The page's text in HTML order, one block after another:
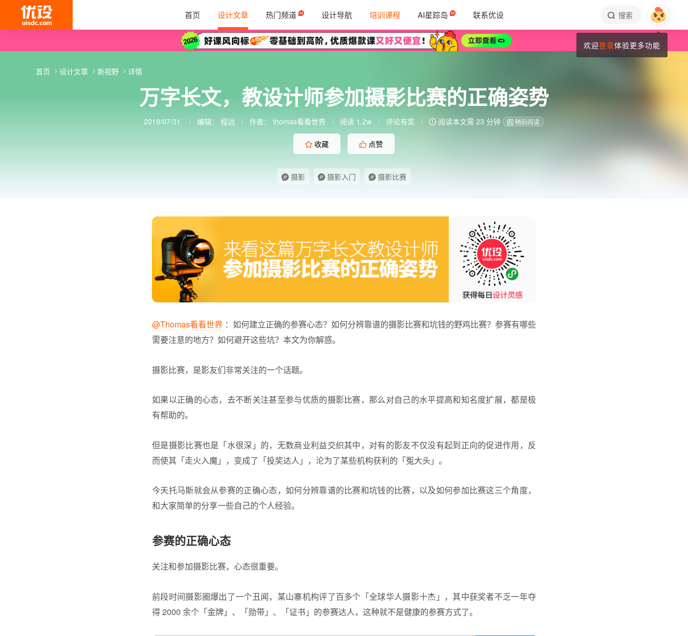
首页 设计文章 热门频道 设计导航 培训课程 AI星踪岛 联系优设 搜索
万字长文，教设计师参加摄影比赛的正确姿势
2019/07/31 编辑： 程远 作者： thomas看看世界 阅读 1.2w 评论有奖 阅读本文需 23 分钟 稍后阅读
收藏 点赞
摄影 摄影入门 摄影比赛
首页 设计文章 新视野 详情
@Thomas看看世界 ：如何建立正确的参赛心态？如何分辨靠谱的摄影比赛和坑钱的野鸡比赛？参赛有哪些
需要注意的地方？如何避开这些坑？本文为你解惑。
摄影比赛，是影友们非常关注的一个话题。
如果以正确的心态，去不断关注甚至参与优质的摄影比赛，那么对自己的水平提高和知名度扩展，都是极
有帮助的。
但是摄影比赛也是「水很深」的，无数商业利益交织其中，对有的影友不仅没有起到正向的促进作用，反
而使其「走火入魔」，变成了「投奖达人」，沦为了某些机构获利的「冤大头」。
今天托马斯就会从参赛的正确心态，如何分辨靠谱的比赛和坑钱的比赛，以及如何参加比赛这三个角度，
和大家简单的分享一些自己的个人经验。
参赛的正确心态
关注和参加摄影比赛，心态很重要。
前段时间摄影圈爆出了一个丑闻，某山寨机构评了百多个「全球华人摄影十杰」，其中获奖者不乏一年夺
得 2000 余个「金牌」、「勋带」、「证书」的参赛达人，这种就不是健康的参赛方式了。
欢迎登录体验更多功能